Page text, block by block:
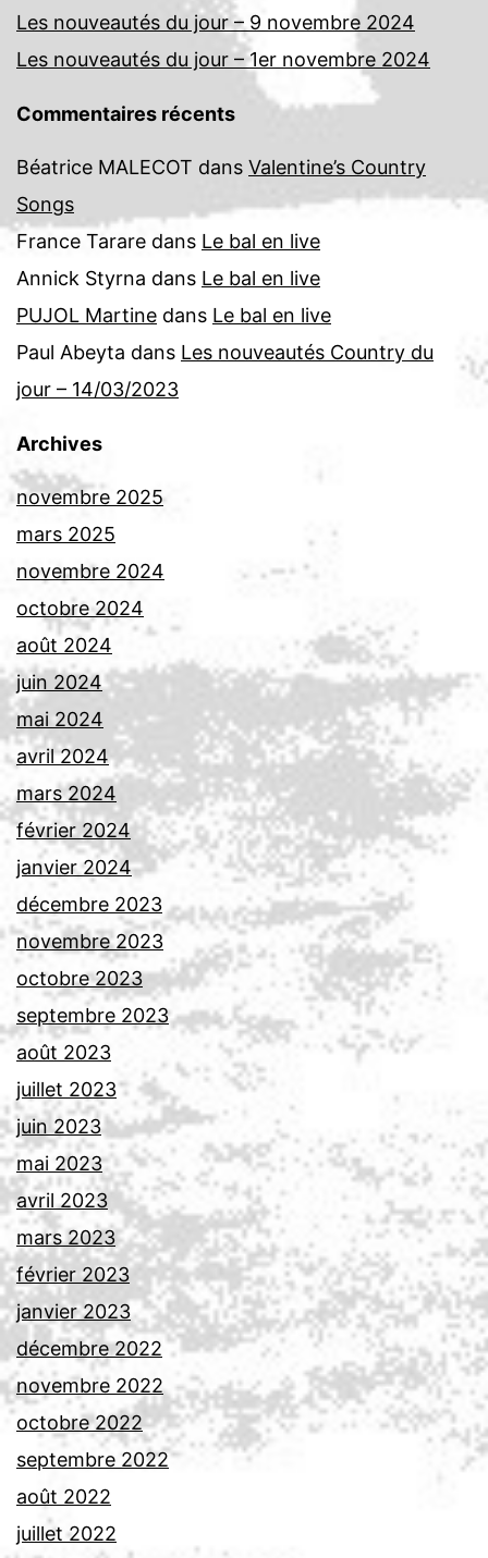
Les nouveautés du jour – 9 novembre 2024
Les nouveautés du jour – 1er novembre 2024
Commentaires récents
Béatrice MALECOT dans Valentine’s Country
Songs
France Tarare dans Le bal en live
Annick Styrna dans Le bal en live
PUJOL Martine dans Le bal en live
Paul Abeyta dans Les nouveautés Country du
jour – 14/03/2023
Archives
novembre 2025
mars 2025
novembre 2024
octobre 2024
août 2024
juin 2024
mai 2024
avril 2024
mars 2024
février 2024
janvier 2024
décembre 2023
novembre 2023
octobre 2023
septembre 2023
août 2023
juillet 2023
juin 2023
mai 2023
avril 2023
mars 2023
février 2023
janvier 2023
décembre 2022
novembre 2022
octobre 2022
septembre 2022
août 2022
juillet 2022